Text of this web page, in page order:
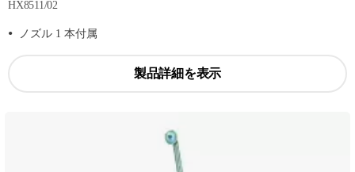
HX8511/02
ノズル 1 本付属
製品詳細を表示